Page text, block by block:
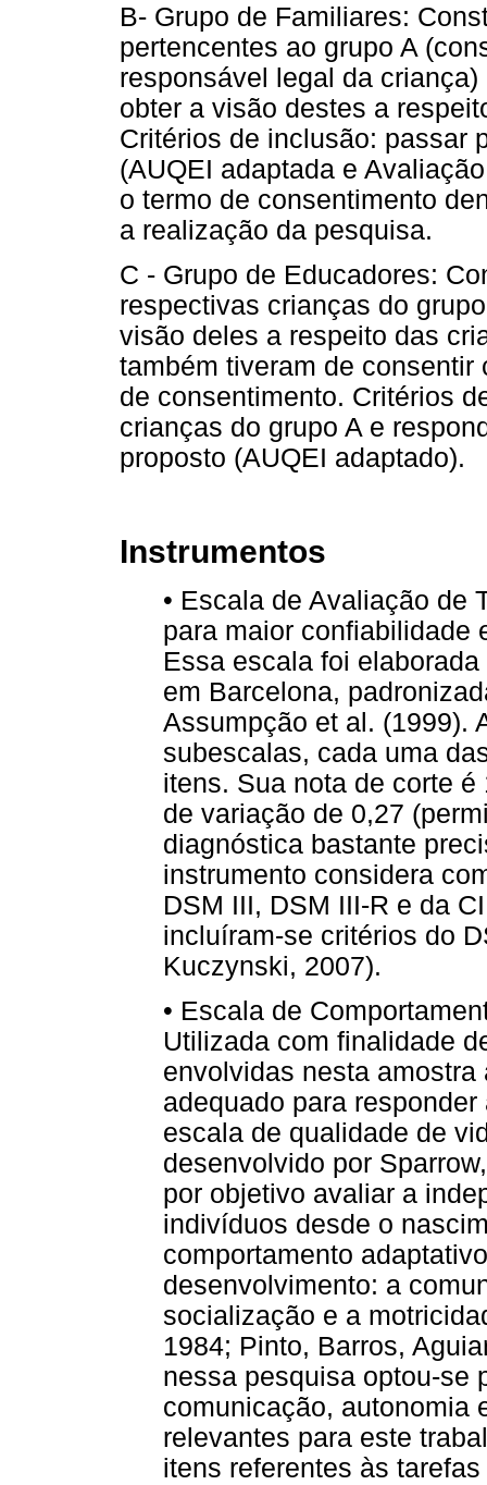
B- Grupo de Familiares:
pertencentes ao grupo A
responsável legal da
obter a visão destes a
Critérios de inclusão: passar
(AUQEI adaptada e
o termo de consentimento
a realização da pesquisa.
C - Grupo de Educadores:
respectivas crianças do
visão deles a respeito das
também tiveram de
de consentimento. Critérios
crianças do grupo A e
proposto (AUQEI adaptado).
Instrumentos
• Escala de Avaliação de
para maior confiabilidade
Essa escala foi
em Barcelona,
Assumpção et al. (1999).
subescalas, cada uma
itens. Sua nota de corte
de variação de 0,27
diagnóstica bastante
instrumento considera
DSM III, DSM III-R e da
incluíram-se critérios do
Kuczynski, 2007).
• Escala de
Utilizada com finalidade
envolvidas nesta
adequado para
escala de qualidade de
desenvolvido por
por objetivo avaliar a
indivíduos desde o
comportamento
desenvolvimento: a
socialização e a
1984; Pinto, Barros,
nessa pesquisa optou-se
comunicação, autonomia
relevantes para este
itens referentes às